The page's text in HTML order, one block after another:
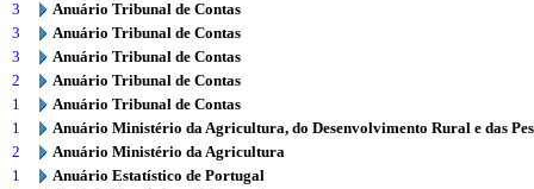
3
Anuário Tribunal de Contas
3
Anuário Tribunal de Contas
3
Anuário Tribunal de Contas
2
Anuário Tribunal de Contas
1
Anuário Tribunal de Contas
1
Anuário Ministério da Agricultura, do Desenvolvimento Rural e das
2
Anuário Ministério da Agricultura
1
Anuário Estatístico de Portugal